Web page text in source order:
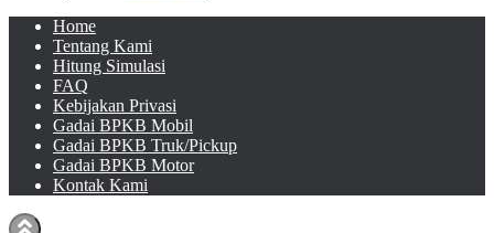
Home
Tentang Kami
Hitung Simulasi
FAQ
Kebijakan Privasi
Gadai BPKB Mobil
Gadai BPKB Truk/Pickup
Gadai BPKB Motor
Kontak Kami